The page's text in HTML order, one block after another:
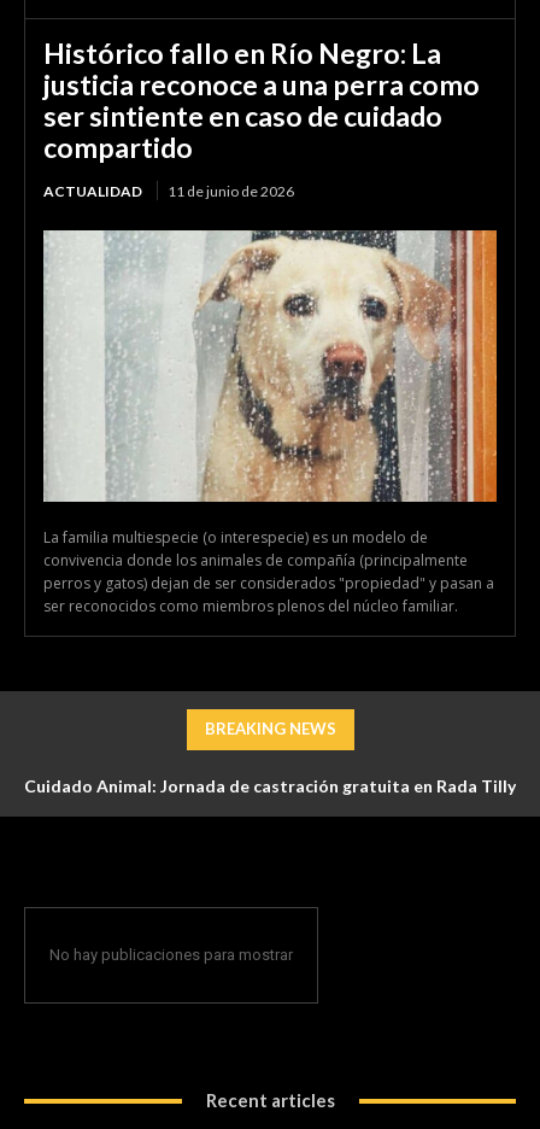
Histórico fallo en Río Negro: La
justicia reconoce a una perra como
ser sintiente en caso de cuidado
compartido
ACTUALIDAD 11 de junio de 2026
La familia multiespecie (o interespecie) es un modelo de
convivencia donde los animales de compañía (principalmente
perros y gatos) dejan de ser considerados "propiedad" y pasan a
ser reconocidos como miembros plenos del núcleo familiar.
BREAKING NEWS
Cuidado Animal: Jornada de castración gratuita en Rada Tilly
No hay publicaciones para mostrar
Recent articles